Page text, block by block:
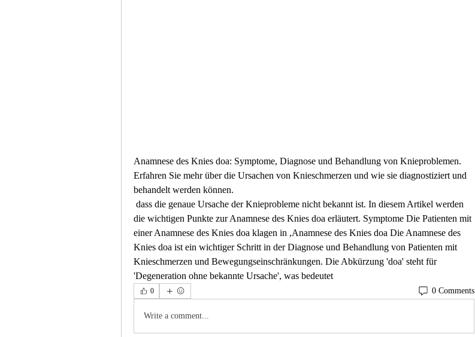
Anamnese des Knies doa: Symptome, Diagnose und Behandlung von Knieproblemen.
Erfahren Sie mehr über die Ursachen von Knieschmerzen und wie sie diagnostiziert und
behandelt werden können.
die wichtigen Punkte zur Anamnese des Knies doa erläutert. Symptome Die Patienten mit
einer Anamnese des Knies doa klagen in ,Anamnese des Knies doa Die Anamnese des
Knies doa ist ein wichtiger Schritt in der Diagnose und Behandlung von Patienten mit
Knieschmerzen und Bewegungseinschränkungen. Die Abkürzung 'doa' steht für
'Degeneration ohne bekannte Ursache', was bedeutet
0 0 Comments
Write a comment...